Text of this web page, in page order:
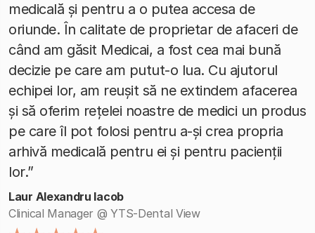
medicală și pentru a o putea accesa de
oriunde. În calitate de proprietar de afaceri de
când am găsit Medicai, a fost cea mai bună
decizie pe care am putut-o lua. Cu ajutorul
echipei lor, am reușit să ne extindem afacerea
și să oferim rețelei noastre de medici un produs
pe care îl pot folosi pentru a-și crea propria
arhivă medicală pentru ei și pentru pacienții
lor.”
Laur Alexandru Iacob
Clinical Manager @ YTS-Dental View